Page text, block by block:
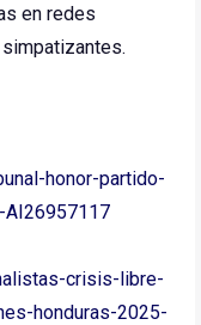
en redes
honor-partido-
AI26957117
crisis-libre-
honduras-2025-